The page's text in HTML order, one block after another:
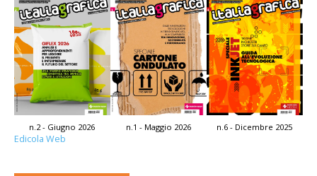
n.2 - Giugno 2026 n.1 - Maggio 2026 n.6 - Dicembre 2025
Edicola Web